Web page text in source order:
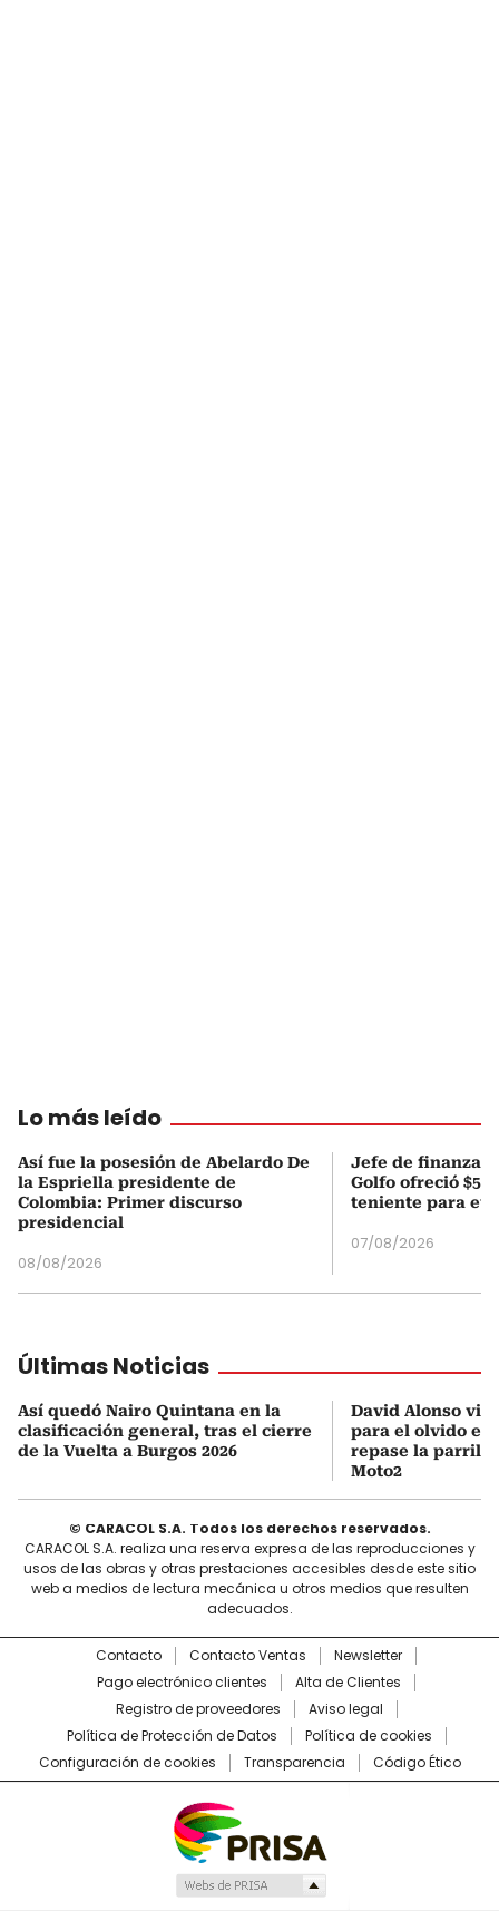
Lo más leído
Así fue la posesión de Abelardo De
la Espriella presidente de
Colombia: Primer discurso
presidencial
08/08/2026
Jefe de finanzas
Golfo ofreció
teniente para
07/08/2026
Últimas Noticias
Así quedó Nairo Quintana en la
clasificación general, tras el cierre
de la Vuelta a Burgos 2026
David Alonso
para el olvido en
repase la
Moto2
© CARACOL S.A. Todos los derechos reservados.
CARACOL S.A. realiza una reserva expresa de las reproducciones y
usos de las obras y otras prestaciones accesibles desde este sitio
web a medios de lectura mecánica u otros medios que resulten
adecuados.
Contacto Contacto Ventas
Newsletter
Pago electrónico clientes
Alta de Clientes
Registro de proveedores
Aviso legal
Política de Protección de Datos
Política de cookies
Configuración de cookies
Transparencia Código Ético